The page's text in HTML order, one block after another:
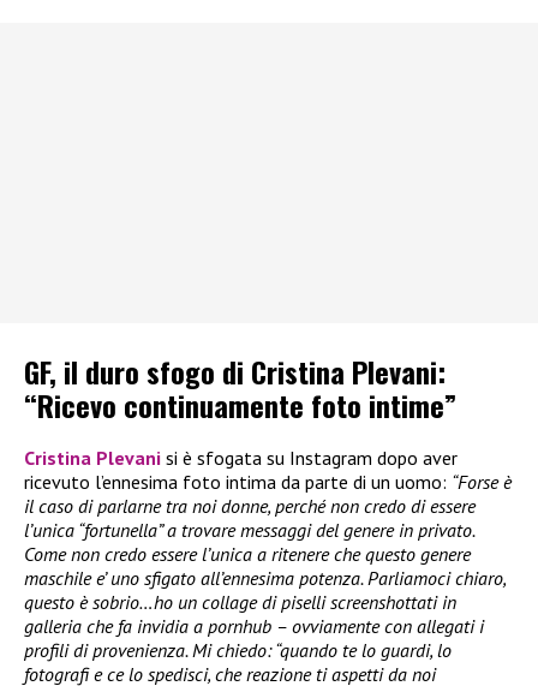
GF, il duro sfogo di Cristina Plevani:
“Ricevo continuamente foto intime”
Cristina Plevani si è sfogata su Instagram dopo aver
ricevuto l’ennesima foto intima da parte di un uomo: “Forse è
il caso di parlarne tra noi donne, perché non credo di essere
l’unica “fortunella” a trovare messaggi del genere in privato.
Come non credo essere l’unica a ritenere che questo genere
maschile e’ uno sfigato all’ennesima potenza. Parliamoci chiaro,
questo è sobrio…ho un collage di piselli screenshottati in
galleria che fa invidia a pornhub – ovviamente con allegati i
profili di provenienza. Mi chiedo: “quando te lo guardi, lo
fotografi e ce lo spedisci, che reazione ti aspetti da noi